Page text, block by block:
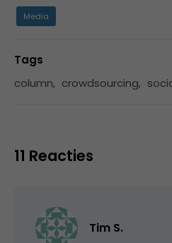
Media
Tags
column, crowdsourcing,
11 Reacties
Tim S.